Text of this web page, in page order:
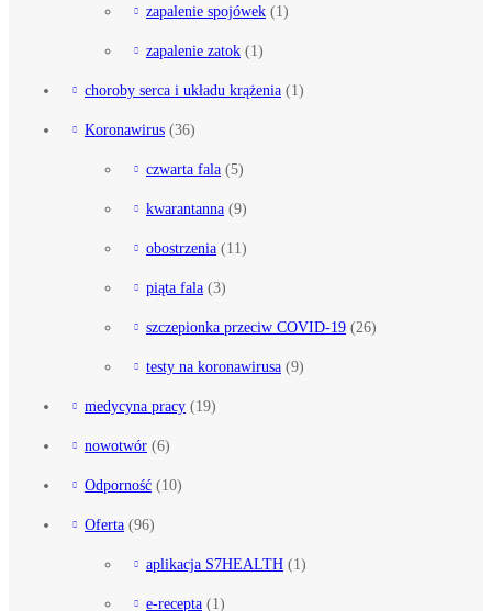
zapalenie spojówek (1)
zapalenie zatok (1)
choroby serca i układu krążenia (1)
Koronawirus (36)
czwarta fala (5)
kwarantanna (9)
obostrzenia (11)
piąta fala (3)
szczepionka przeciw COVID-19 (26)
testy na koronawirusa (9)
medycyna pracy (19)
nowotwór (6)
Odporność (10)
Oferta (96)
aplikacja S7HEALTH (1)
e-recepta (1)